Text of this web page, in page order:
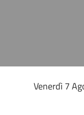
Venerdì 7